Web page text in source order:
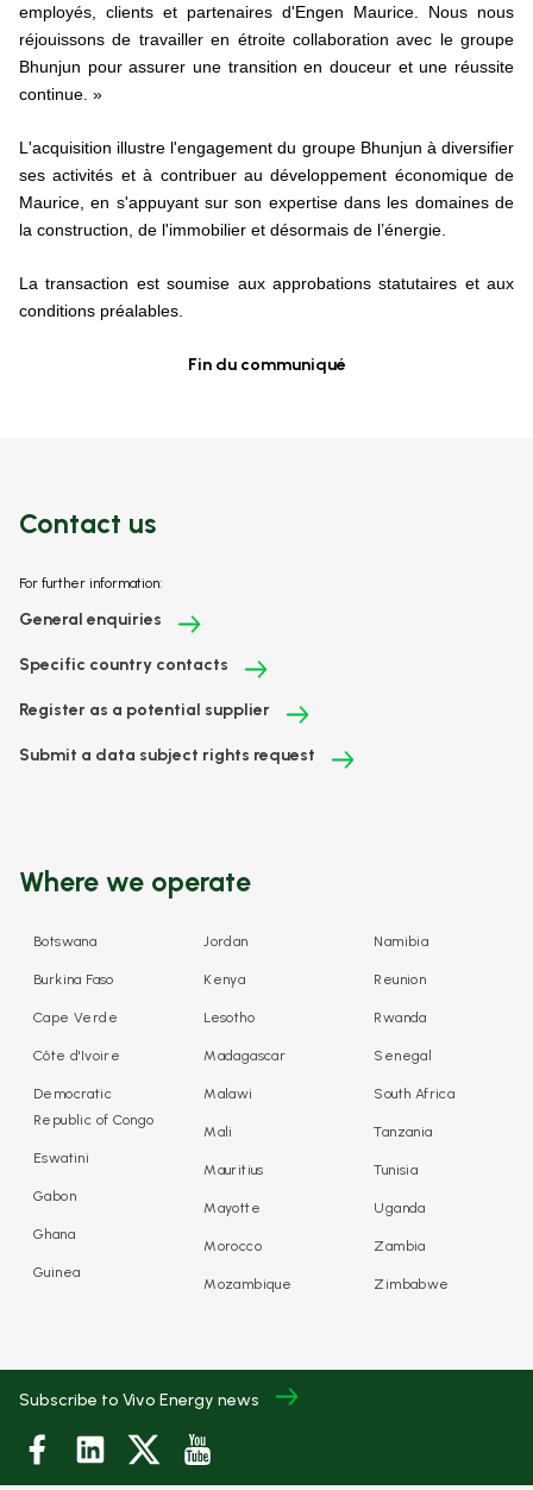
employés, clients et partenaires d'Engen Maurice. Nous nous
réjouissons de travailler en étroite collaboration avec le groupe
Bhunjun pour assurer une transition en douceur et une réussite
continue. »
L'acquisition illustre l'engagement du groupe Bhunjun à diversifier
ses activités et à contribuer au développement économique de
Maurice, en s'appuyant sur son expertise dans les domaines de
la construction, de l'immobilier et désormais de l’énergie.
La transaction est soumise aux approbations statutaires et aux
conditions préalables.
Fin du communiqué
Contact us
For further information:
General enquiries
Specific country contacts
Register as a potential supplier
Submit a data subject rights request
Where we operate
Botswana
Burkina Faso
Cape Verde
Côte d'Ivoire
Democratic
Republic of Congo
Eswatini
Gabon
Ghana
Guinea
Jordan
Kenya
Lesotho
Madagascar
Malawi
Mali
Mauritius
Mayotte
Morocco
Mozambique
Namibia
Reunion
Rwanda
Senegal
South Africa
Tanzania
Tunisia
Uganda
Zambia
Zimbabwe
Subscribe to Vivo Energy news